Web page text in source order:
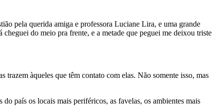
pela querida amiga e professora Luciane Lira, e uma grande
do meio pra frente, e a metade que peguei me deixou triste
àqueles que têm contato com elas. Não somente isso, mas
país os locais mais periféricos, as favelas, os ambientes mais